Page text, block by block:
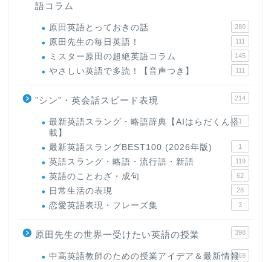
語コラム
原田英語とっておきの話 280
原田先生の毎日英語！ 111
ミスター原田の超絶英語コラム 145
やさしい英語で多読！【音声つき】 111
"シン"・英会話スピード表現 214
最新英語スラング・略語辞典【AIはらだくん搭
載】
1
最新英語スラングBEST100 (2026年版) 1
英語スラング・略語・流行語・新語 119
英語のことわざ・成句 62
日常生活の表現 28
恋愛英語表現・フレーズ集 3
原田先生の世界一受けたい英語の授業 398
中高英語教師のための授業アイデア＆最新情報169